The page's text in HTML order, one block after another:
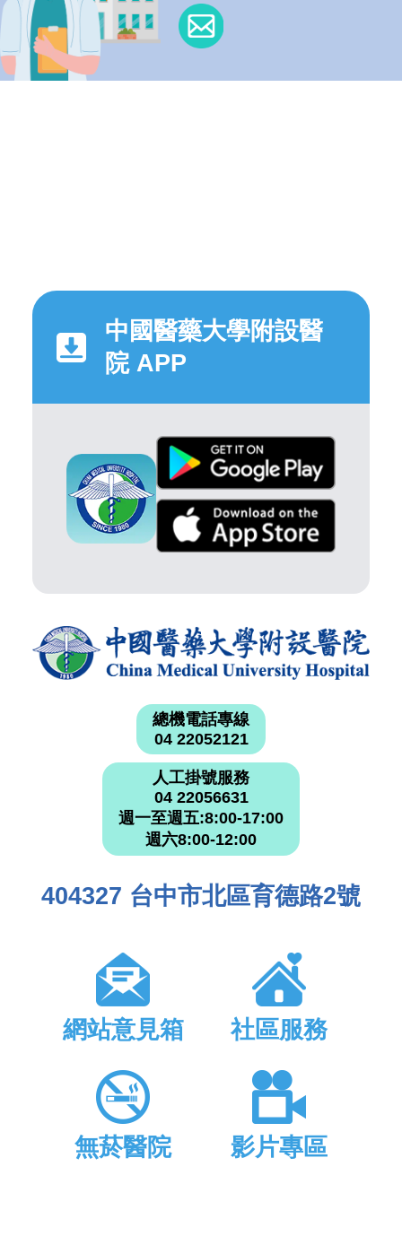
中國醫藥大學附設醫
院 APP
總機電話專線
04 22052121
人工掛號服務
04 22056631
週一至週五:8:00-17:00
週六8:00-12:00
404327 台中市北區育德路2號
網站意見箱 社區服務
無菸醫院 影片專區